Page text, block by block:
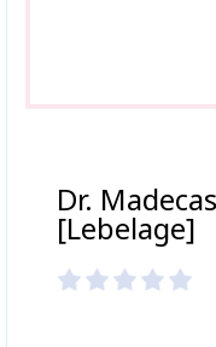
Dr.
[Lebelage]